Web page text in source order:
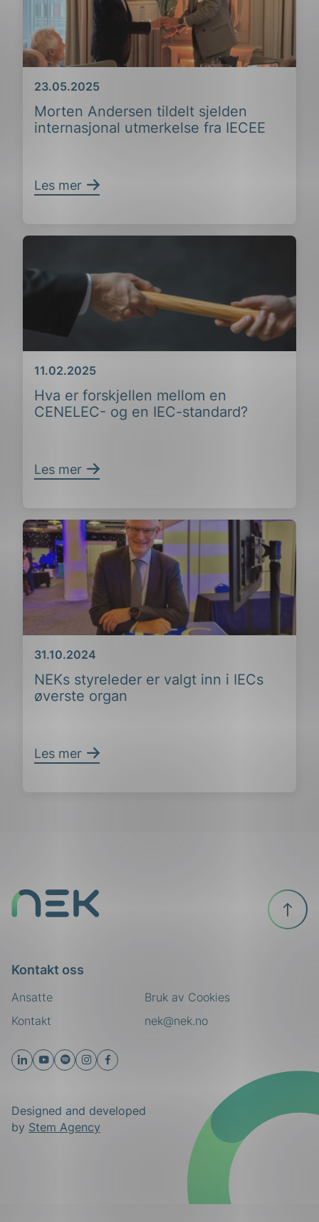
Morten Andersen tildelt sjelden
internasjonal utmerkelse fra IECEE
Dato
23.05.2025
Les mer
Hva er forskjellen mellom en
CENELEC- og en IEC-standard?
Dato
11.02.2025
Les mer
NEKs styreleder er valgt inn i IECs
øverste organ
Dato
31.10.2024
Les mer
Kontakt oss
Ansatte
nek@nek.no
Kontakt
Bruk av Cookies
Designed and developed
by Stem Agency
Til
toppen